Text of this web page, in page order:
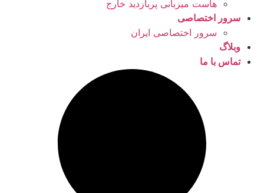
هاست میزبانی پربازدید خارج
سرور اختصاصی
سرور اختصاصی ایران
وبلاگ
تماس با ما